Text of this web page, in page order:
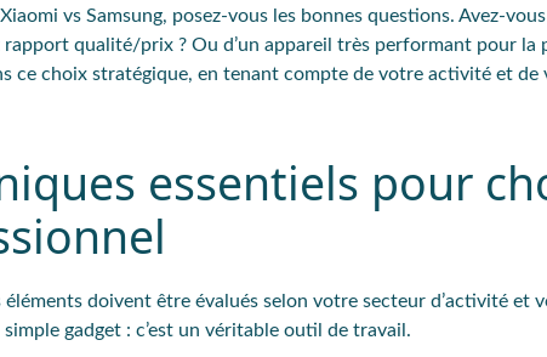
vs Samsung, posez-vous les bonnes questions. Avez-
rapport qualité/prix ? Ou d’un appareil très performant pour la
ce choix stratégique, en tenant compte de votre activité et de
essentiels pour
doivent être évalués selon votre secteur d’activité et
gadget : c’est un véritable outil de travail.